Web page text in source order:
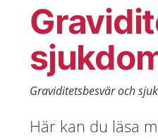
Graviditetsbesvär och
Här kan du läsa